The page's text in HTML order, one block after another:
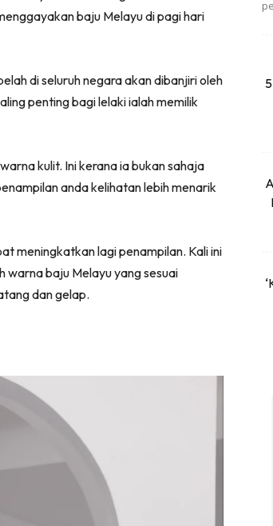
baju Melayu di pagi hari
di seluruh negara akan dibanjiri oleh
penting bagi lelaki ialah memilik
kulit. Ini kerana ia bukan sahaja
anda kelihatan lebih menarik
meningkatkan lagi penampilan. Kali ini
warna baju Melayu yang sesuai
dan gelap.